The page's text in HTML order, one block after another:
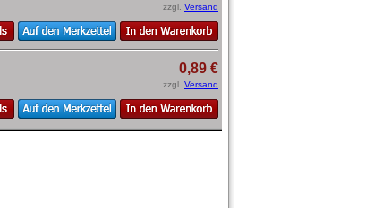
zzgl. Versand
0,89 €
zzgl. Versand